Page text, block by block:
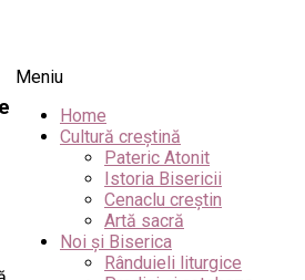
Meniu
Home
Cultură creștină
Pateric Atonit
Istoria Bisericii
Cenaclu creștin
Artă sacră
Noi și Biserica
Rânduieli liturgice